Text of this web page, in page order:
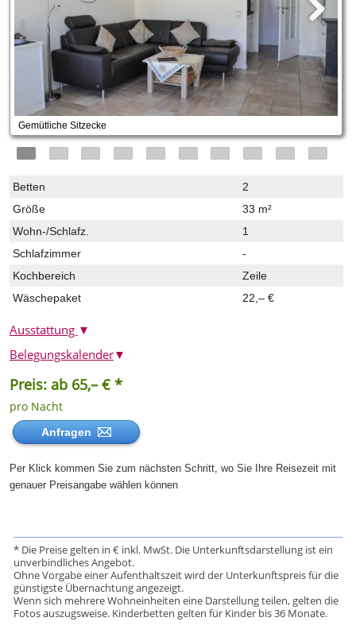
Gemütliche Sitzecke
Betten
2
Größe
33 m²
Wohn-/Schlafz.
1
Schlafzimmer
-
Kochbereich
Zeile
Wäschepaket
22,– €
Ausstattung ▼
Preis: ab 65,– € *
pro Nacht
Anfragen
Per Klick kommen Sie zum nächsten Schritt, wo Sie Ihre Reisezeit mit
genauer Preisangabe wählen können
Belegungskalender▼
* Die Preise gelten in € inkl. MwSt. Die Unterkunftsdarstellung ist ein
unverbindliches Angebot.
Ohne Vorgabe einer Aufenthaltszeit wird der Unterkunftspreis für die
günstigste Übernachtung angezeigt.
Wenn sich mehrere Wohneinheiten eine Darstellung teilen, gelten die
Fotos auszugsweise. Kinderbetten gelten für Kinder bis 36 Monate.